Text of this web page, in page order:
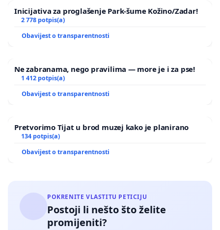
Inicijativa za proglašenje Park-šume Kožino/Zadar!
2 778 potpis(a)
Obavijest o transparentnosti
Ne zabranama, nego pravilima — more je i za pse!
1 412 potpis(a)
Obavijest o transparentnosti
Pretvorimo Tijat u brod muzej kako je planirano
134 potpis(a)
Obavijest o transparentnosti
POKRENITE VLASTITU PETICIJU
Postoji li nešto što želite
promijeniti?